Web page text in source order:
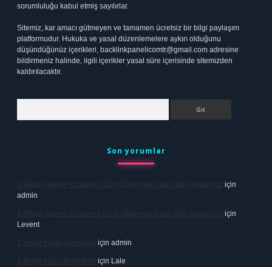
sorumluluğu kabul etmiş sayılırlar.
Sitemiz, kar amacı gütmeyen ve tamamen ücretsiz bir bilgi paylaşım
platformudur. Hukuka ve yasal düzenlemelere aykırı olduğunu
düşündüğünüz içerikleri, backlinkpanelicomtr@gmail.com adresine
bildirmeniz halinde, ilgili içerikler yasal süre içerisinde sitemizden
kaldırılacaktır.
Son yorumlar
3 Bilgiyi Işleme Kuramına Göre Öğrenme Nasıl Olur Açıklayınız için
admin
3 Bilgiyi Işleme Kuramına Göre Öğrenme Nasıl Olur Açıklayınız için
Levent
2 Belge Nasıl Birleştirilir için admin
2 Belge Nasıl Birleştirilir için Lale